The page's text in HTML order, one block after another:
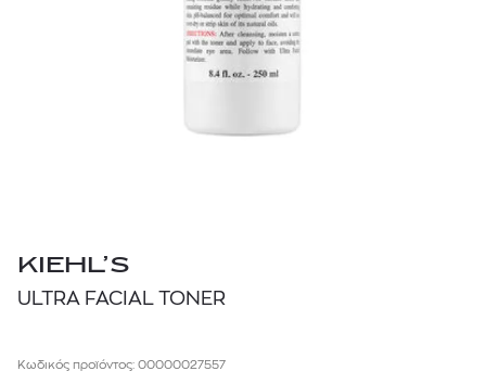
KIEHL’S
ULTRA FACIAL TONER
Κωδικός προϊόντος: 00000027557